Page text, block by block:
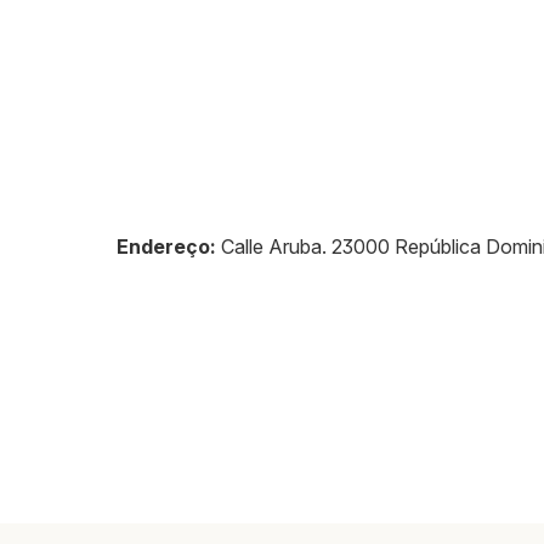
Endereço: Calle Aruba. 23000 República